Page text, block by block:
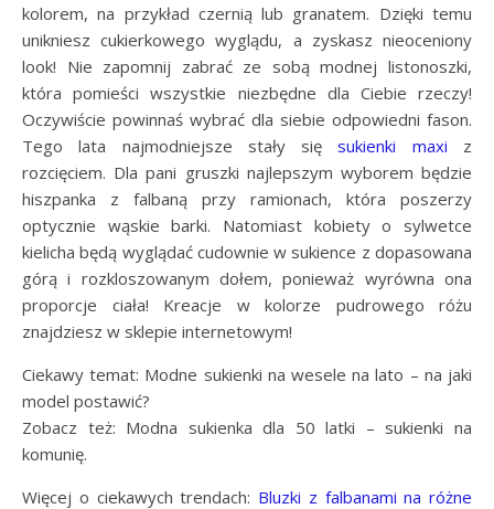
kolorem, na przykład czernią lub granatem. Dzięki temu
unikniesz cukierkowego wyglądu, a zyskasz nieoceniony
look! Nie zapomnij zabrać ze sobą modnej listonoszki,
która pomieści wszystkie niezbędne dla Ciebie rzeczy!
Oczywiście powinnaś wybrać dla siebie odpowiedni fason.
Tego lata najmodniejsze stały sięsukienki maxi z
rozcięciem. Dla pani gruszki najlepszym wyborem będzie
hiszpanka z falbaną przy ramionach, która poszerzy
optycznie wąskie barki. Natomiast kobiety o sylwetce
kielicha będą wyglądać cudownie w sukience z dopasowana
górą i rozkloszowanym dołem, ponieważ wyrówna ona
proporcje ciała! Kreacje w kolorze pudrowego różu
znajdziesz w sklepie internetowym!
Ciekawy temat: Modne sukienki na wesele na lato – na jaki
model postawić?
Zobacz też: Modna sukienka dla 50 latki – sukienki na
komunię.
Więcej o ciekawych trendach: Bluzki z falbanami na różne